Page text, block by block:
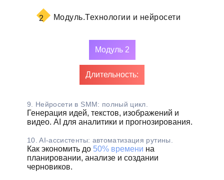
2 Модуль.Технологии и нейросети
Модуль 2
Длительность:
9. Нейросети в SMM: полный цикл.
Генерация идей, текстов, изображений и
видео. AI для аналитики и прогнозирования.
10. AI-ассистенты: автоматизация рутины.
Как экономить до 50% времени на
планировании, анализе и создании
черновиков.